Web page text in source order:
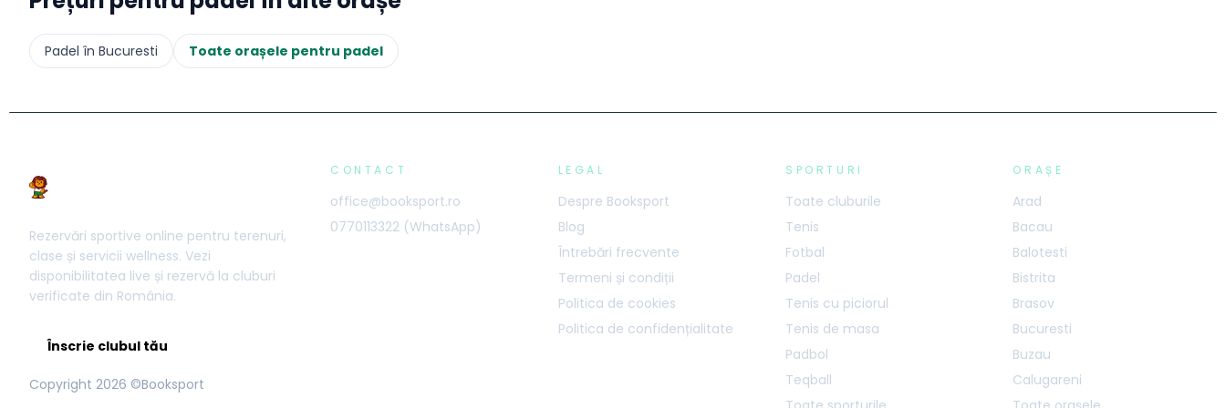
Padel în Bucuresti Toate orașele pentru padel
Rezervări sportive online pentru terenuri,
clase și servicii wellness. Vezi
disponibilitatea live și rezervă la cluburi
verificate din România.
Înscrie clubul tău
Copyright 2026 ©Booksport
CONTACT
office@booksport.ro
0770113322 (WhatsApp)
LEGAL
Despre Booksport
Blog
Întrebări frecvente
Termeni și condiții
Politica de cookies
Politica de confidențialitate
SPORTURI
Toate cluburile
Tenis
Fotbal
Padel
Tenis cu piciorul
Tenis de masa
Padbol
Teqball
ORAȘE
Arad
Bacau
Balotesti
Bistrita
Brasov
Bucuresti
Buzau
Calugareni